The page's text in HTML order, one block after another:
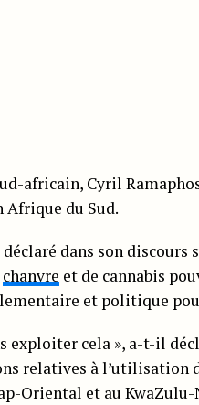
africain, Cyril
Afrique du Sud.
dans son
chanvre et de cannabis
et politique
exploiter cela », a-t-il
relatives à l’utilisation
Oriental et au